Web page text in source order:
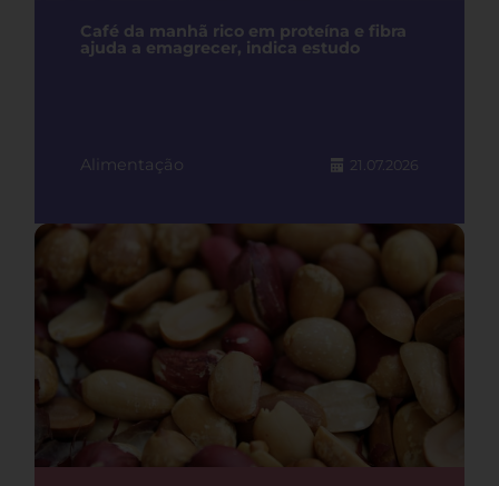
Café da manhã rico em proteína e fibra
ajuda a emagrecer, indica estudo
Alimentação 21.07.2026